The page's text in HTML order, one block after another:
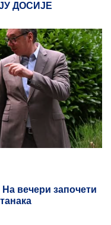
ДОСИЈЕ
вечери започети